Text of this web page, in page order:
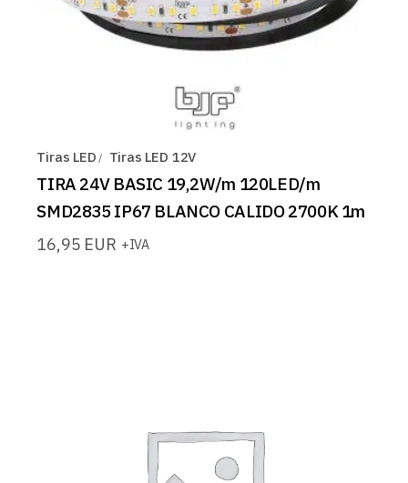
Tiras LED Tiras LED 12V
TIRA 24V BASIC 19,2W/m 120LED/m
SMD2835 IP67 BLANCO CALIDO 2700K 1m
16,95 EUR +IVA